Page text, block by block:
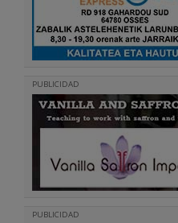
PUBLICIDAD
PUBLICIDAD